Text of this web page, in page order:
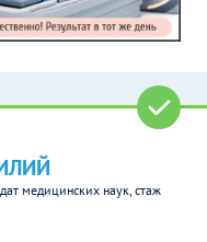
медицинских наук, стаж